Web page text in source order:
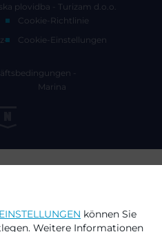
plovidba - Turizam d.o.o.
Cookie-Richtlinie
Cookie-Einstellungen
-
Marina
können Sie
Weitere Informationen